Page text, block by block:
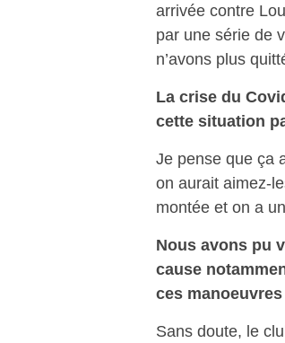
arrivée contre
par une série de
n’avons plus
La crise du
cette situation
Je pense que ça
on aurait aimez-
montée et on a
Nous avons pu
cause
ces manoeuvres
Sans doute, le